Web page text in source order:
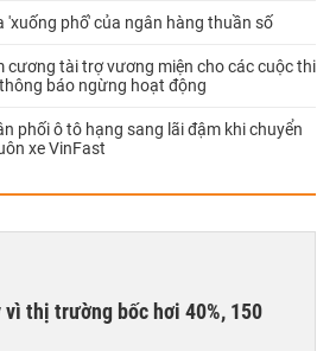
'xuống phố' của ngân hàng thuần số
cương tài trợ vương miện cho các cuộc thi
báo ngừng hoạt động
phối ô tô hạng sang lãi đậm khi chuyển
xe VinFast
thị trường bốc hơi 40%, 150